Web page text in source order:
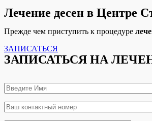
Лечение десен в Центре
Прежде чем приступить к процедуре
ЗАПИСАТЬСЯ
ЗАПИСАТЬСЯ НА